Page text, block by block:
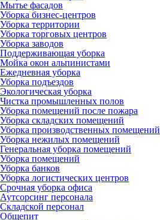
Мытье фасадов
Уборка бизнес-центров
Уборка территории
Уборка торговых центров
Уборка заводов
Поддерживающая уборка
Мойка окон альпинистами
Ежедневная уборка
Уборка подъездов
Экологическая уборка
Чистка промышленных полов
Уборка помещений после пожара
Уборка складских помещений
Уборка производственных помещений
Уборка нежилых помещений
Генеральная уборка помещений
Уборка помещений
Уборка банков
Уборка логистических центров
Срочная уборка офиса
Аутсорсинг персонала
Складской персонал
Общепит